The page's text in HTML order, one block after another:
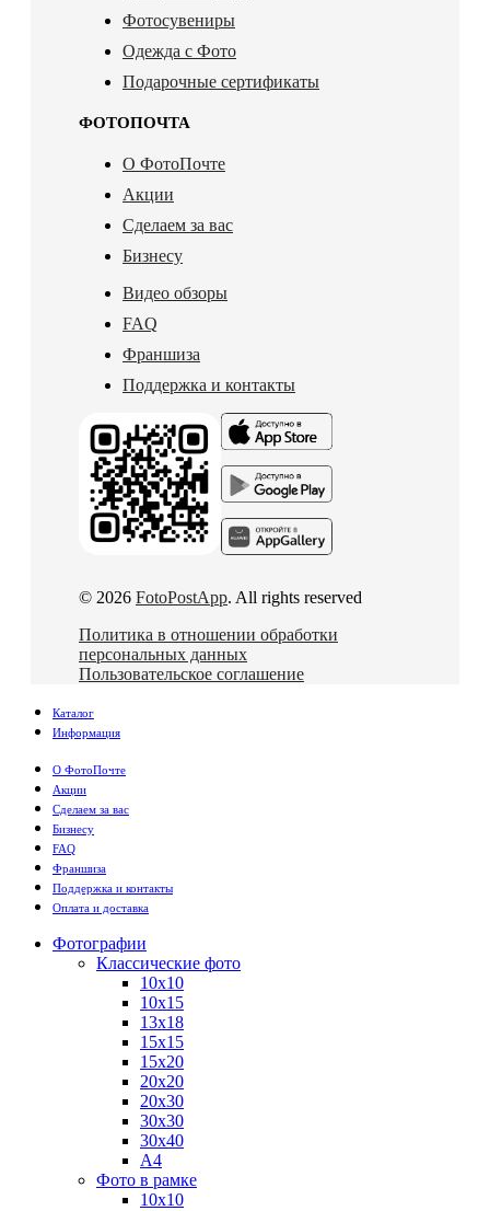
Фотосувениры
Одежда с Фото
Подарочные сертификаты
ФОТОПОЧТА
О ФотоПочте
Акции
Сделаем за вас
Бизнесу
Видео обзоры
FAQ
Франшиза
Поддержка и контакты
© 2026 FotoPostApp. All rights reserved
Политика в отношении обработки
персональных данных
Пользовательское соглашение
Каталог
Информация
О ФотоПочте
Акции
Сделаем за вас
Бизнесу
FAQ
Франшиза
Поддержка и контакты
Оплата и доставка
Фотографии
Классические фото
10х10
10х15
13х18
15х15
15х20
20х20
20х30
30х30
30х40
А4
Фото в рамке
10х10